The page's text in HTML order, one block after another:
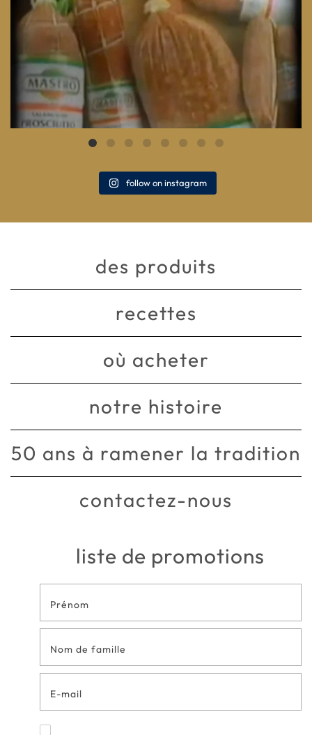
follow on instagram
des produits
recettes
où acheter
notre histoire
50 ans à ramener la tradition
contactez-nous
liste de promotions
Formulaire
de contact
en bas de
page